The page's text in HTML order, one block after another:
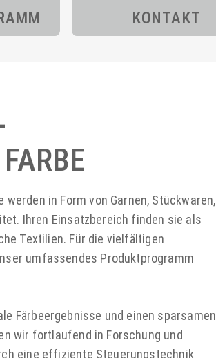
KONTAKT
in Form von Garnen, Stückwaren,
Ihren Einsatzbereich finden sie als
Textilien. Für die vielfältigen
umfassendes Produktprogramm
Färbeergebnisse und einen sparsamen
wir fortlaufend in Forschung und
eine effiziente Steuerungstechnik